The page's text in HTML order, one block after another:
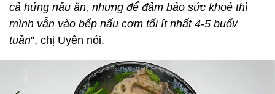
cả hứng nấu ăn, nhưng để đảm bảo sức khoẻ thì
mình vẫn vào bếp nấu cơm tối ít nhất 4-5 buổi/
tuần”, chị Uyên nói.